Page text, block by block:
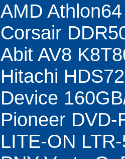
AMD
Corsair
Abit AV8
Hitachi
Device
Pioneer DVD-
LITE-ON